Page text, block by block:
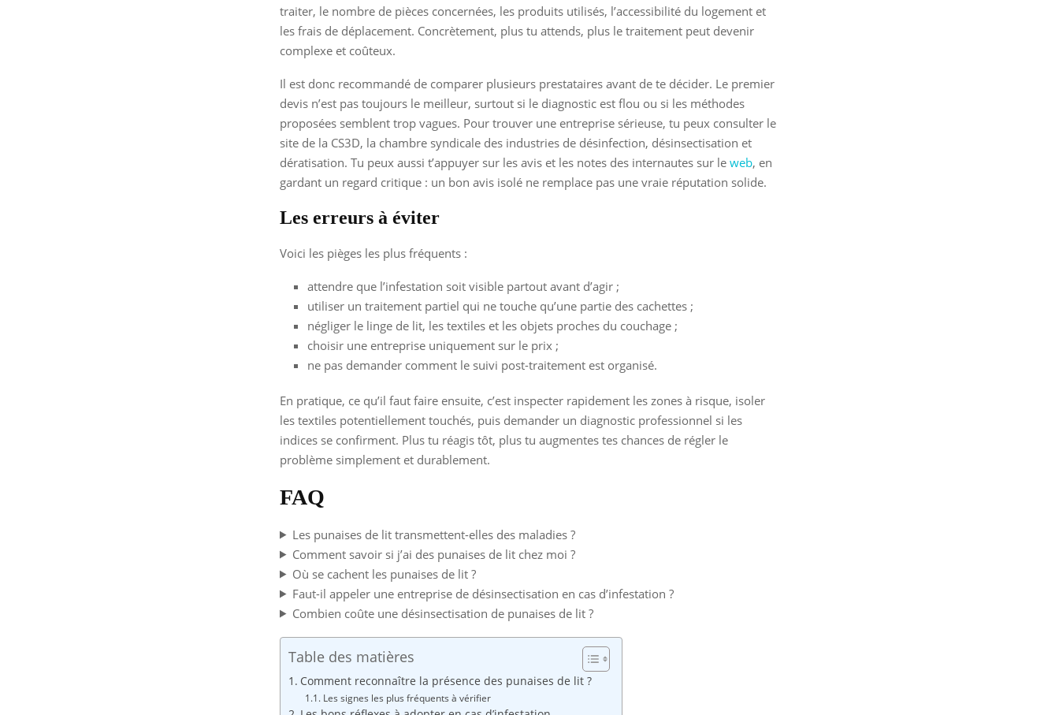
traiter, le nombre de pièces concernées, les produits utilisés, l’accessibilité du logement et
les frais de déplacement. Concrètement, plus tu attends, plus le traitement peut devenir
complexe et coûteux.
Il est donc recommandé de comparer plusieurs prestataires avant de te décider. Le premier
devis n’est pas toujours le meilleur, surtout si le diagnostic est flou ou si les méthodes
proposées semblent trop vagues. Pour trouver une entreprise sérieuse, tu peux consulter le
site de la CS3D, la chambre syndicale des industries de désinfection, désinsectisation et
dératisation. Tu peux aussi t’appuyer sur les avis et les notes des internautes sur le web, en
gardant un regard critique : un bon avis isolé ne remplace pas une vraie réputation solide.
Les erreurs à éviter
Voici les pièges les plus fréquents :
attendre que l’infestation soit visible partout avant d’agir ;
utiliser un traitement partiel qui ne touche qu’une partie des cachettes ;
négliger le linge de lit, les textiles et les objets proches du couchage ;
choisir une entreprise uniquement sur le prix ;
ne pas demander comment le suivi post-traitement est organisé.
En pratique, ce qu’il faut faire ensuite, c’est inspecter rapidement les zones à risque, isoler
les textiles potentiellement touchés, puis demander un diagnostic professionnel si les
indices se confirment. Plus tu réagis tôt, plus tu augmentes tes chances de régler le
problème simplement et durablement.
FAQ
Les punaises de lit transmettent-elles des maladies ?
Comment savoir si j’ai des punaises de lit chez moi ?
Où se cachent les punaises de lit ?
Faut-il appeler une entreprise de désinsectisation en cas d’infestation ?
Combien coûte une désinsectisation de punaises de lit ?
Table des matières
Comment reconnaître la présence des punaises de lit ?
Les signes les plus fréquents à vérifier